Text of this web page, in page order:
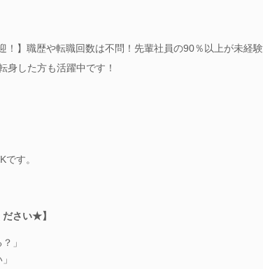
！】職歴や転職回数は不問！先輩社員の90％以上が未経験
身した方も活躍中です！
す。
ださい★】
」